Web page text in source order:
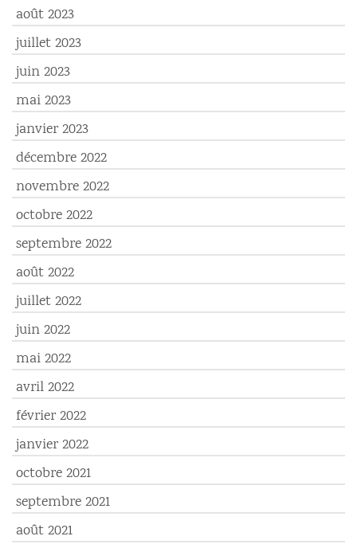
août 2023
juillet 2023
juin 2023
mai 2023
janvier 2023
décembre 2022
novembre 2022
octobre 2022
septembre 2022
août 2022
juillet 2022
juin 2022
mai 2022
avril 2022
février 2022
janvier 2022
octobre 2021
septembre 2021
août 2021